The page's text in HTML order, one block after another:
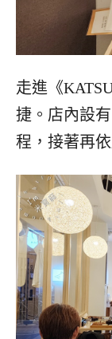
走進《
捷。店內設
程，接著再